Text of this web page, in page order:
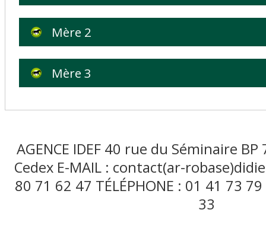
Mère 2
Mère 3
AGENCE IDEF 40 rue du Séminaire
Cedex E-MAIL : contact(ar-
80 71 62 47 TÉLÉPHONE : 01 41 73
33